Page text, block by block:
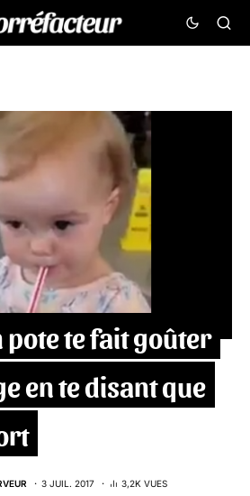
pote te fait goûter
en te disant que
3 JUIL. 2017
3,2K VUES